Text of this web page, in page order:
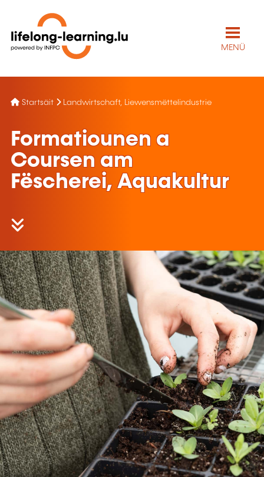
MENÜ
Startsäit Landwirtschaft, Liewensmëttelindustrie
Formatiounen a
Coursen am
Fëscherei, Aquakultur